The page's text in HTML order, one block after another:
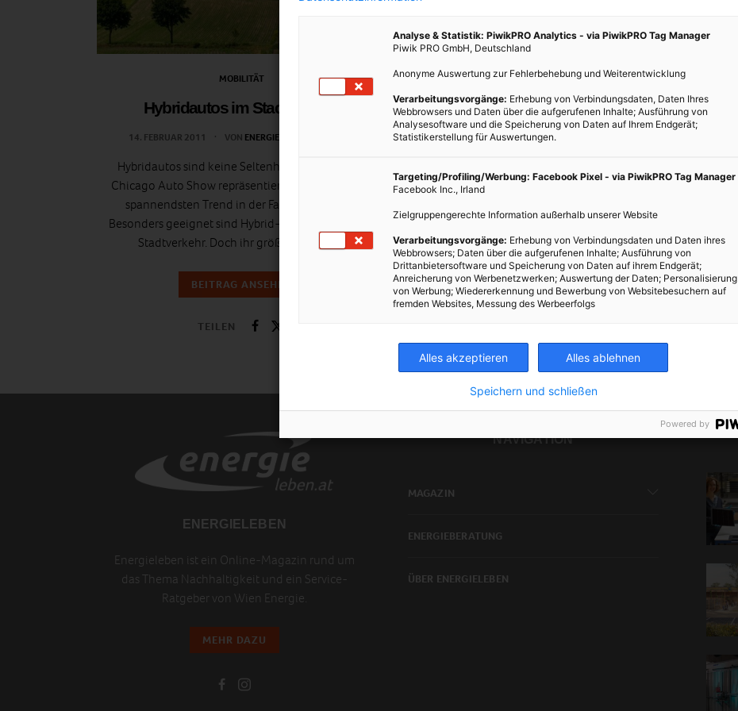
MOBILITÄT
Hybridautos im Stadtverkehr
14. FEBRUAR 2011 VON ENERGIELEBEN REDAKTION
Hybridautos sind keine Seltenheit mehr. Auf der
Chicago Auto Show repräsentieren sie derzeit den
spannendsten Trend in der Fahrzeugtechnik.
Besonders geeignet sind Hybrid-Fahrzeuge für den
Stadtverkehr. Doch ihr größter Vorteil…
BEITRAG ANSEHEN
TEILEN
ENERGIELEBEN
Energieleben ist ein Online-Magazin rund um
das Thema Nachhaltigkeit und ein Service-
Ratgeber von Wien Energie.
MEHR DAZU
NAVIGATION
MAGAZIN
ENERGIEBERATUNG
ÜBER ENERGIELEBEN
Analyse & Statistik: PiwikPRO Analytics - via PiwikPRO Tag Manager
Piwik PRO GmbH, Deutschland
Anonyme Auswertung zur Fehlerbehebung und Weiterentwicklung
Verarbeitungsvorgänge: Erhebung von Verbindungsdaten, Daten Ihres
Webbrowsers und Daten über die aufgerufenen Inhalte; Ausführung von
Analysesoftware und die Speicherung von Daten auf Ihrem Endgerät;
Statistikerstellung für Auswertungen.
Targeting/Profiling/Werbung: Facebook Pixel - via PiwikPRO Tag Manager
Facebook Inc., Irland
Zielgruppengerechte Information außerhalb unserer Website
Verarbeitungsvorgänge: Erhebung von Verbindungsdaten und Daten ihres
Webbrowsers; Daten über die aufgerufenen Inhalte; Ausführung von
Drittanbietersoftware und Speicherung von Daten auf ihrem Endgerät;
Anreicherung von Werbenetzwerken; Auswertung der Daten; Personalisierung
von Werbung; Wiedererkennung und Bewerbung von Websitebesuchern auf
fremden Websites, Messung des Werbeerfolgs
Alles akzeptieren Alles ablehnen
Speichern und schließen
Powered by